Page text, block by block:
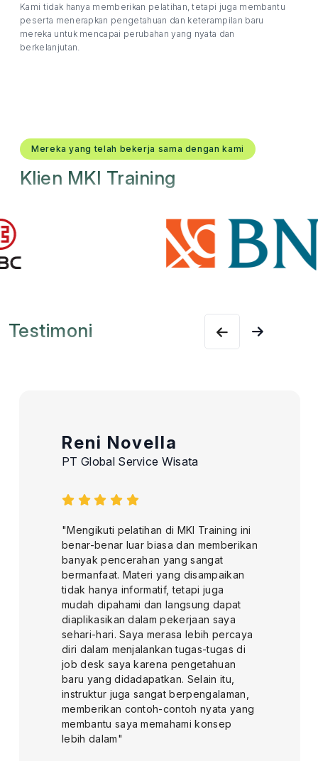
Kami tidak hanya memberikan pelatihan, tetapi juga membantu
peserta menerapkan pengetahuan dan keterampilan baru
mereka untuk mencapai perubahan yang nyata dan
berkelanjutan.
Mereka yang telah bekerja sama dengan kami
Klien MKI Training
Testimoni
Reni Novella
PT Global Service Wisata
"Mengikuti pelatihan di MKI Training ini
benar-benar luar biasa dan memberikan
banyak pencerahan yang sangat
bermanfaat. Materi yang disampaikan
tidak hanya informatif, tetapi juga
mudah dipahami dan langsung dapat
diaplikasikan dalam pekerjaan saya
sehari-hari. Saya merasa lebih percaya
diri dalam menjalankan tugas-tugas di
job desk saya karena pengetahuan
baru yang didadapatkan. Selain itu,
instruktur juga sangat berpengalaman,
memberikan contoh-contoh nyata yang
membantu saya memahami konsep
lebih dalam"